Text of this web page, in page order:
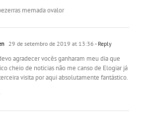
memada ovalor
29 de setembro de 2019 at 13:36 - Reply
agradecer vocês ganharam meu dia que
cheio de noticias não me canso de Elogiar já
visita por aqui absolutamente fantástico.